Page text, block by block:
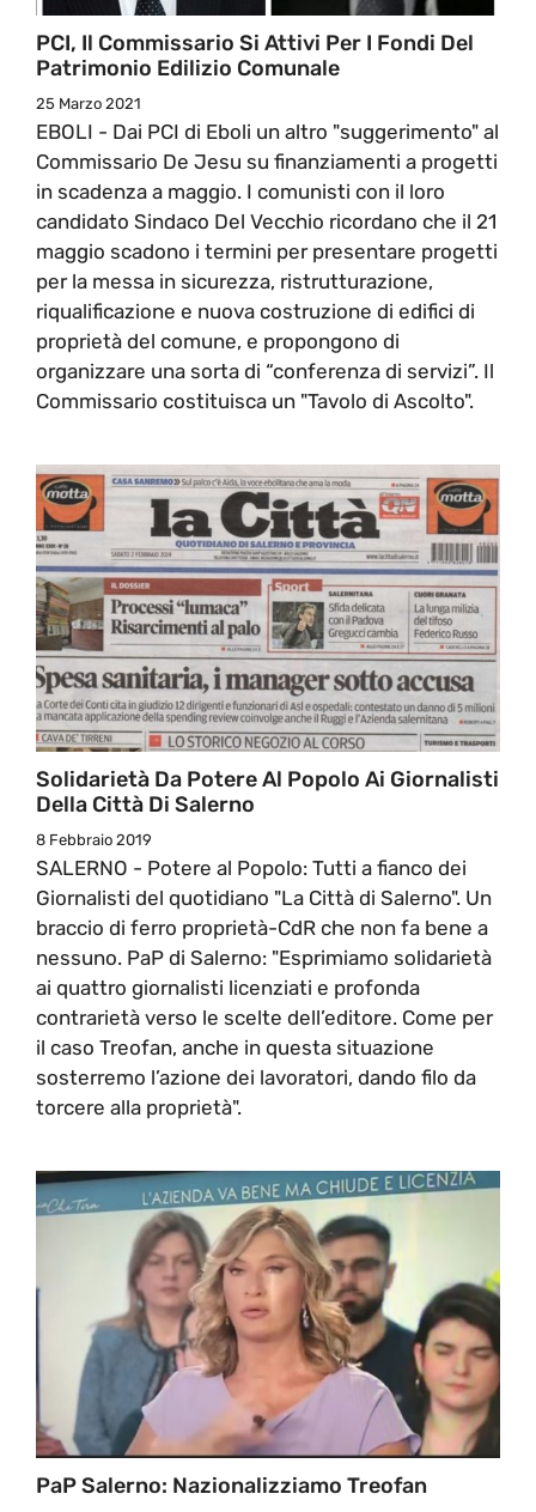
PCI, Il Commissario Si Attivi Per I Fondi Del
Patrimonio Edilizio Comunale
25 Marzo 2021
EBOLI - Dai PCI di Eboli un altro "suggerimento" al
Commissario De Jesu su finanziamenti a progetti
in scadenza a maggio. I comunisti con il loro
candidato Sindaco Del Vecchio ricordano che il 21
maggio scadono i termini per presentare progetti
per la messa in sicurezza, ristrutturazione,
riqualificazione e nuova costruzione di edifici di
proprietà del comune, e propongono di
organizzare una sorta di “conferenza di servizi”. Il
Commissario costituisca un "Tavolo di Ascolto".
Solidarietà Da Potere Al Popolo Ai Giornalisti
Della Città Di Salerno
8 Febbraio 2019
SALERNO - Potere al Popolo: Tutti a fianco dei
Giornalisti del quotidiano "La Città di Salerno". Un
braccio di ferro proprietà-CdR che non fa bene a
nessuno. PaP di Salerno: "Esprimiamo solidarietà
ai quattro giornalisti licenziati e profonda
contrarietà verso le scelte dell’editore. Come per
il caso Treofan, anche in questa situazione
sosterremo l’azione dei lavoratori, dando filo da
torcere alla proprietà".
PaP Salerno: Nazionalizziamo Treofan